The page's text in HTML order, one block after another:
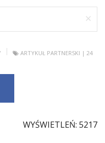
×
ARTYKUŁ PARTNERSKI | 24
WYŚWIETLEŃ: 5217